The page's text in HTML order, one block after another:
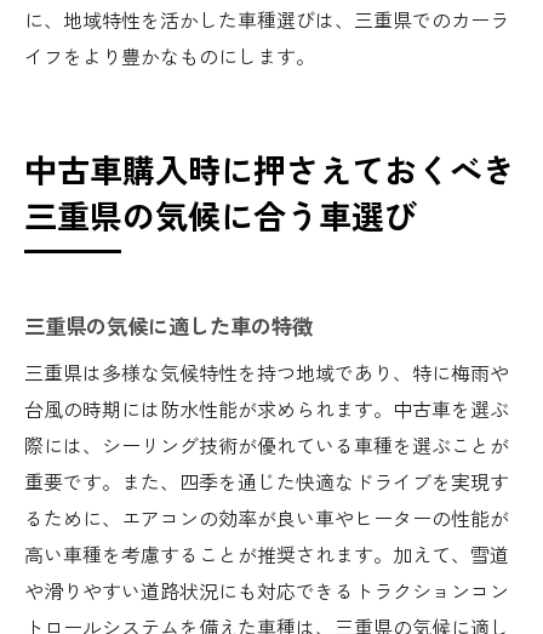
に、地域特性を活かした車種選びは、三重県でのカーラ
イフをより豊かなものにします。
中古車購入時に押さえておくべき
三重県の気候に合う車選び
三重県の気候に適した車の特徴
三重県は多様な気候特性を持つ地域であり、特に梅雨や
台風の時期には防水性能が求められます。中古車を選ぶ
際には、シーリング技術が優れている車種を選ぶことが
重要です。また、四季を通じた快適なドライブを実現す
るために、エアコンの効率が良い車やヒーターの性能が
高い車種を考慮することが推奨されます。加えて、雪道
や滑りやすい道路状況にも対応できるトラクションコン
トロールシステムを備えた車種は、三重県の気候に適し